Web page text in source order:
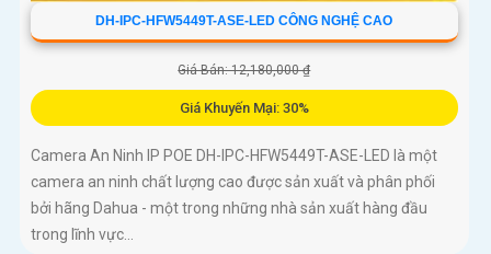
DH-IPC-HFW5449T-ASE-LED CÔNG NGHỆ CAO
Giá Bán: 12,180,000 ₫
Giá Khuyến Mại: 30%
Camera An Ninh IP POE DH-IPC-HFW5449T-ASE-LED là một
camera an ninh chất lượng cao được sản xuất và phân phối
bởi hãng Dahua - một trong những nhà sản xuất hàng đầu
trong lĩnh vực...